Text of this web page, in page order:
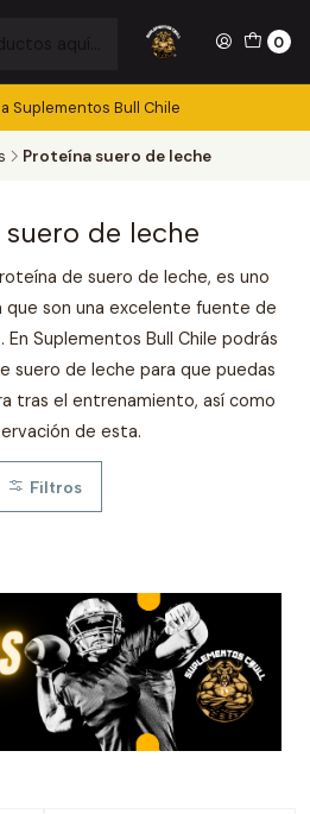
0
Suplementos Bull Chile
Proteína suero de leche
de leche
de suero de leche, es uno
que son una excelente fuente de
En Suplementos Bull Chile podrás
suero de leche para que puedas
tras el entrenamiento, así como
de esta.
Filtros